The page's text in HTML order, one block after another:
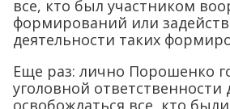
все, кто был участником
формирований или
деятельности таких
Еще раз: лично Порошенко
уголовной
освобождаться все, кто